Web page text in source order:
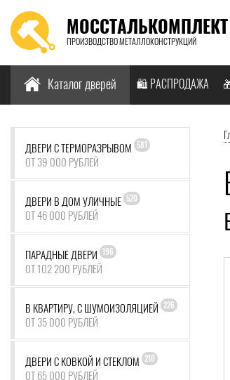
МОССТАЛЬКОМПЛЕКТ
ПРОИЗВОДСТВО МЕТАЛЛОКОНСТРУКЦИЙ
Каталог дверей 🛍️ РАСПРОДАЖА
ДВЕРИ С ТЕРМОРАЗРЫВОМ 581
ОТ 39 000 РУБЛЕЙ
ДВЕРИ В ДОМ УЛИЧНЫЕ 520
ОТ 46 000 РУБЛЕЙ
ПАРАДНЫЕ ДВЕРИ 196
ОТ 102 200 РУБЛЕЙ
В КВАРТИРУ, С ШУМОИЗОЛЯЦИЕЙ 226
ОТ 35 000 РУБЛЕЙ
ДВЕРИ С КОВКОЙ И СТЕКЛОМ 210
ОТ 65 000 РУБЛЕЙ